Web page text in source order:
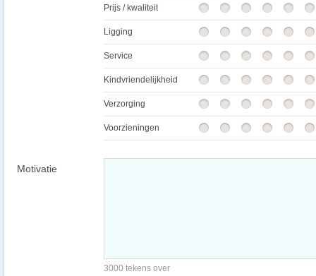
Prijs / kwaliteit
Ligging
Service
Kindvriendelijkheid
Verzorging
Voorzieningen
Motivatie
3000 tekens over